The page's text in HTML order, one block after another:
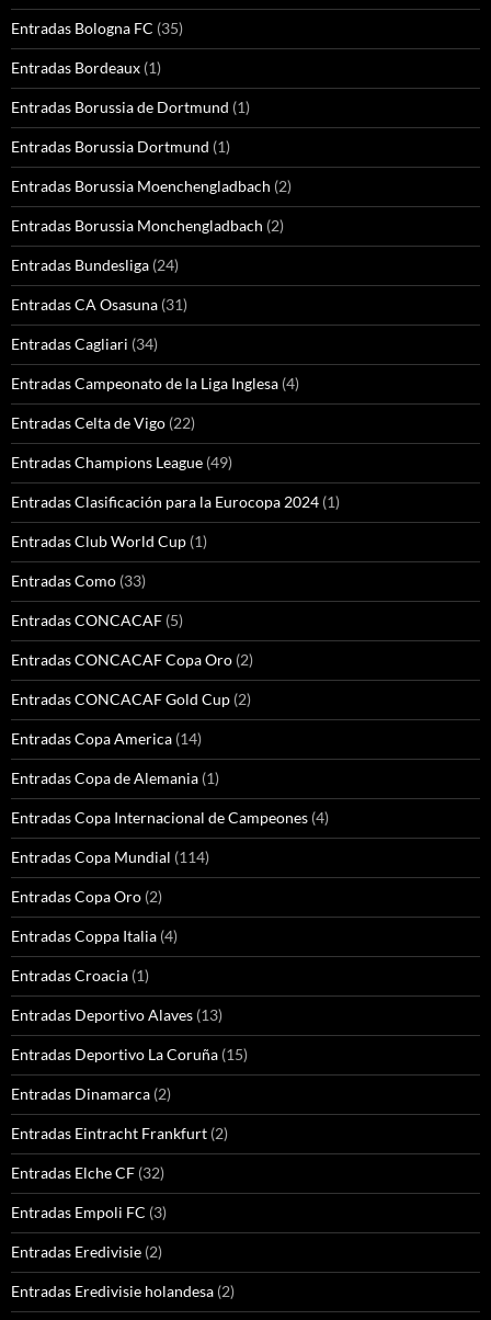
Entradas Bologna FC (35)
Entradas Bordeaux (1)
Entradas Borussia de Dortmund (1)
Entradas Borussia Dortmund (1)
Entradas Borussia Moenchengladbach (2)
Entradas Borussia Monchengladbach (2)
Entradas Bundesliga (24)
Entradas CA Osasuna (31)
Entradas Cagliari (34)
Entradas Campeonato de la Liga Inglesa (4)
Entradas Celta de Vigo (22)
Entradas Champions League (49)
Entradas Clasificación para la Eurocopa 2024 (1)
Entradas Club World Cup (1)
Entradas Como (33)
Entradas CONCACAF (5)
Entradas CONCACAF Copa Oro (2)
Entradas CONCACAF Gold Cup (2)
Entradas Copa America (14)
Entradas Copa de Alemania (1)
Entradas Copa Internacional de Campeones (4)
Entradas Copa Mundial (114)
Entradas Copa Oro (2)
Entradas Coppa Italia (4)
Entradas Croacia (1)
Entradas Deportivo Alaves (13)
Entradas Deportivo La Coruña (15)
Entradas Dinamarca (2)
Entradas Eintracht Frankfurt (2)
Entradas Elche CF (32)
Entradas Empoli FC (3)
Entradas Eredivisie (2)
Entradas Eredivisie holandesa (2)